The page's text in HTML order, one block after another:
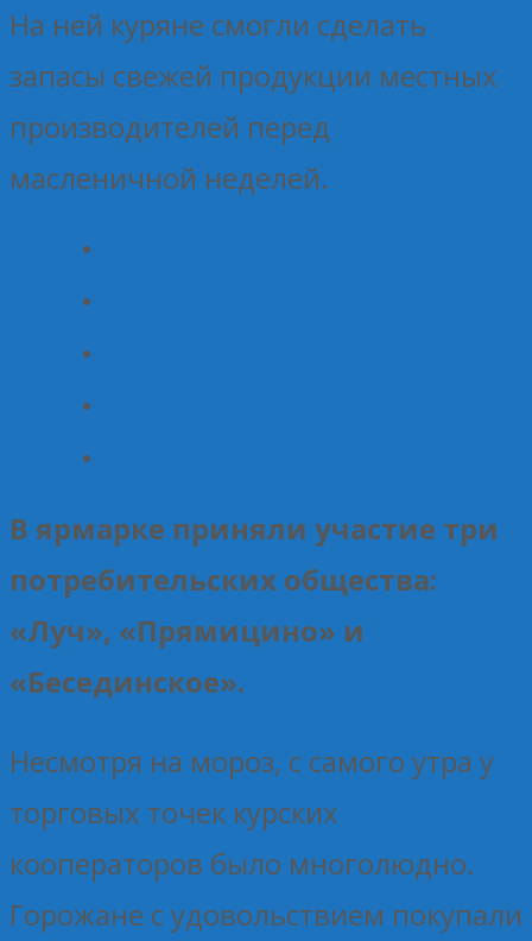
На ней куряне смогли сделать
запасы свежей продукции местных
производителей перед
масленичной неделей.
В ярмарке приняли участие три
потребительских общества:
«Луч», «Прямицино» и
«Бесединское».
Несмотря на мороз, с самого утра у
торговых точек курских
кооператоров было многолюдно.
Горожане с удовольствием покупали